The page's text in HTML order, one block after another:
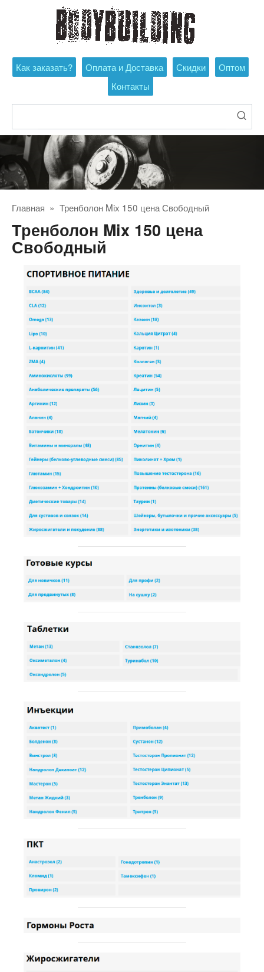
Как заказать? Оплата и Доставка Скидки
Оптом
Контакты
Главная » Тренболон Mix 150 цена Свободный
Тренболон Mix 150 цена
Свободный